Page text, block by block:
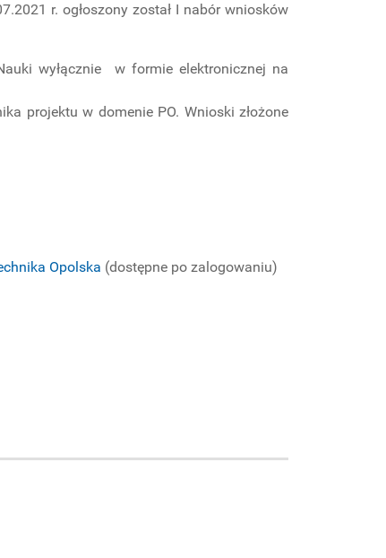
r. ogłoszony został I nabór wniosków
wyłącznie w formie elektronicznej na
projektu w domenie PO. Wnioski złożone
Opolska (dostępne po zalogowaniu)